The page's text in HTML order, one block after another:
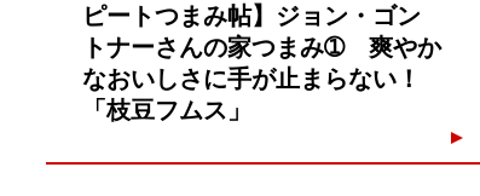
ピートつまみ帖】ジョン・ゴン
トナーさんの家つまみ➀ 爽やか
なおいしさに手が止まらない！
「枝豆フムス」